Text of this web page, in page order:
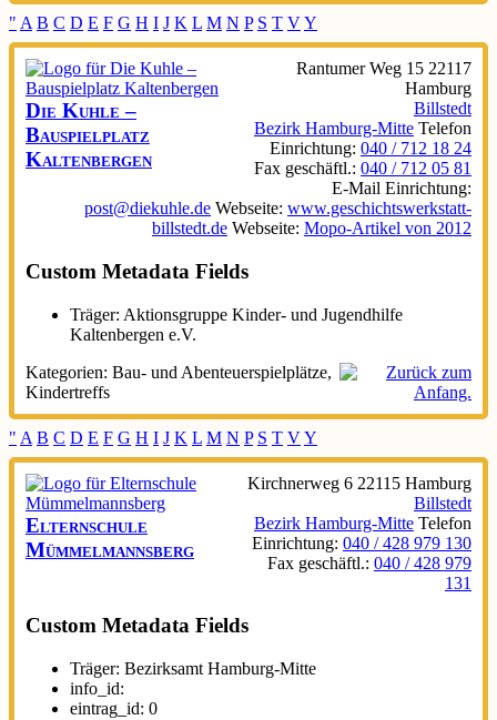
" A B C D E F G H I J K L M N P S T VY
Die Kuhle –
Bauspielplatz
Kaltenbergen
Rantumer Weg 15 22117
Hamburg
Billstedt
Bezirk Hamburg-Mitte Telefon
Einrichtung: 040 / 712 18 24
Fax geschäftl.: 040 / 712 05 81
E-Mail Einrichtung:
post@diekuhle.de Webseite: www.geschichtswerkstatt-
billstedt.de Webseite: Mopo-Artikel von 2012
Custom Metadata Fields
Träger: Aktionsgruppe Kinder- und Jugendhilfe
Kaltenbergen e.V.
Kategorien: Bau- und Abenteuerspielplätze,
Kindertreffs
" A B C D E F G H I J K L M N P S T VY
Elternschule
Mümmelmannsberg
Kirchnerweg 6 22115 Hamburg
Billstedt
Bezirk Hamburg-Mitte Telefon
Einrichtung: 040 / 428 979 130
Fax geschäftl.: 040 / 428 979
131
Custom Metadata Fields
Träger: Bezirksamt Hamburg-Mitte
info_id:
eintrag_id: 0